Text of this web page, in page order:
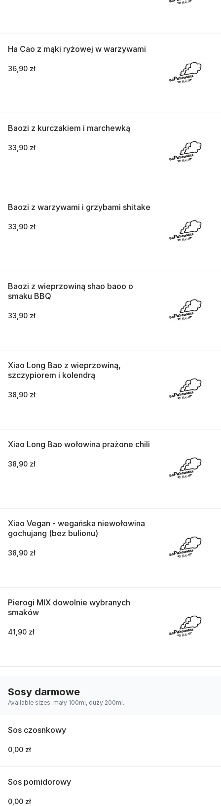
Ha Cao z mąki ryżowej w warzywami
36,90 zł
Baozi z kurczakiem i marchewką
33,90 zł
Baozi z warzywami i grzybami shitake
33,90 zł
Baozi z wieprzowiną shao baoo o
smaku BBQ
33,90 zł
Xiao Long Bao z wieprzowiną,
szczypiorem i kolendrą
38,90 zł
Xiao Long Bao wołowina prażone chili
38,90 zł
Xiao Vegan - wegańska niewołowina
gochujang (bez bulionu)
38,90 zł
Pierogi MIX dowolnie wybranych
smaków
41,90 zł
Sosy darmowe
Available sizes: mały 100ml, duży 200ml.
Sos czosnkowy
0,00 zł
Sos pomidorowy
0,00 zł